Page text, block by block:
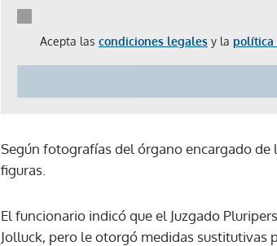
Acepta las condiciones legales y la política
Según fotografías del órgano encargado de
figuras.
El funcionario indicó que el Juzgado
Jolluck, pero le otorgó medidas sustitutivas